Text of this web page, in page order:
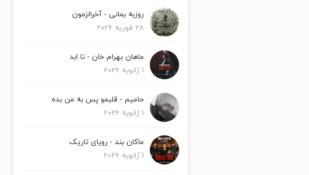
روزبه بمانی - آخرالزمون
28 فوریه 2026
ماهان بهرام خان - تا ابد
1 ژانویه 2026
حامیم - قلبمو پس به من بده
1 ژانویه 2026
ماکان بند - رویای تاریک
1 ژانویه 2026